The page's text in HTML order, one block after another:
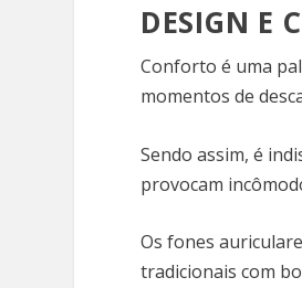
DESIGN E
Conforto é uma
momentos de
Sendo assim, é
provocam
Os fones
tradicionais com